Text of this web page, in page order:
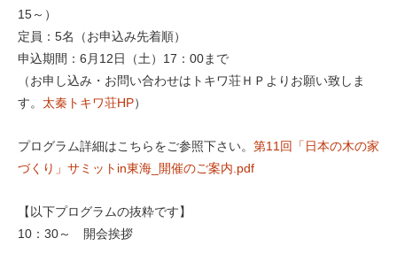
15～）
定員：5名（お申込み先着順）
申込期間：6月12日（土）17：00まで
（お申し込み・お問い合わせはトキワ荘ＨＰよりお願い致しま
す。 太秦トキワ荘HP）
プログラム詳細はこちらをご参照下さい。 第11回「日本の木の家
づくり」サミットin東海_開催のご案内.pdf
【以下プログラムの抜粋です】
10：30～ 開会挨拶